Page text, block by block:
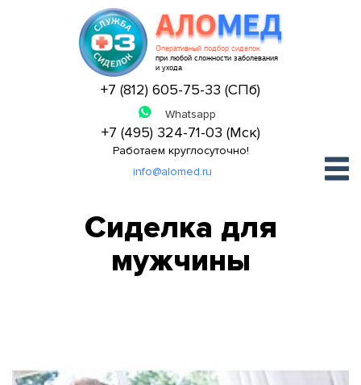
АЛОМЕД
Оперативный подбор сиделок
при любой сложности заболевания
и ухода
+7 (812) 605-75-33 (СПб)
+7 (495) 324-71-03 (Мск)
Работаем круглосуточно!
info@alomed.ru
Сиделка для
мужчины